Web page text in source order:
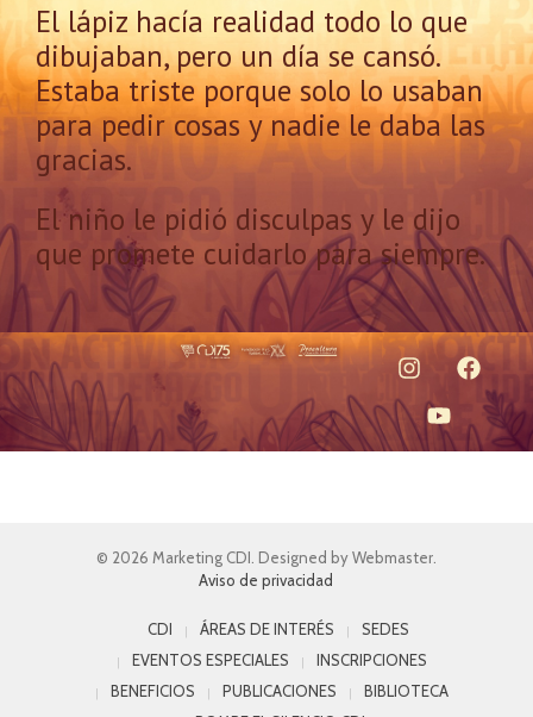
El lápiz hacía realidad todo lo que
dibujaban, pero un día se cansó.
Estaba triste porque solo lo usaban
para pedir cosas y nadie le daba las
gracias.
El niño le pidió disculpas y le dijo
que promete cuidarlo para siempre.
© 2026 Marketing CDI. Designed by Webmaster.
Aviso de privacidad
CDI ÁREAS DE INTERÉS
SEDES
EVENTOS ESPECIALES
INSCRIPCIONES
BENEFICIOS
PUBLICACIONES
BIBLIOTECA